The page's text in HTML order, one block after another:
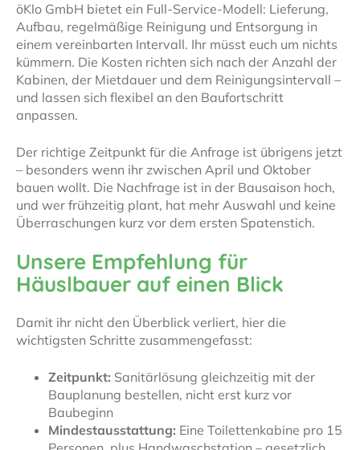
öKlo GmbH bietet ein Full-Service-Modell: Lieferung,
Aufbau, regelmäßige Reinigung und Entsorgung in
einem vereinbarten Intervall. Ihr müsst euch um nichts
kümmern. Die Kosten richten sich nach der Anzahl der
Kabinen, der Mietdauer und dem Reinigungsintervall –
und lassen sich flexibel an den Baufortschritt
anpassen.
Der richtige Zeitpunkt für die Anfrage ist übrigens jetzt
– besonders wenn ihr zwischen April und Oktober
bauen wollt. Die Nachfrage ist in der Bausaison hoch,
und wer frühzeitig plant, hat mehr Auswahl und keine
Überraschungen kurz vor dem ersten Spatenstich.
Unsere Empfehlung für
Häuslbauer auf einen Blick
Damit ihr nicht den Überblick verliert, hier die
wichtigsten Schritte zusammengefasst:
Zeitpunkt: Sanitärlösung gleichzeitig mit der
Bauplanung bestellen, nicht erst kurz vor
Baubeginn
Mindestausstattung: Eine Toilettenkabine pro 15